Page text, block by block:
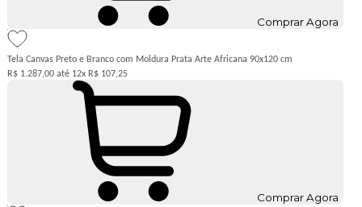
Comprar Agora
Tela Canvas Preto e Branco com Moldura Prata Arte Africana 90x120 cm
R$ 1.287,00
12x R$ 107,25
Comprar Agora